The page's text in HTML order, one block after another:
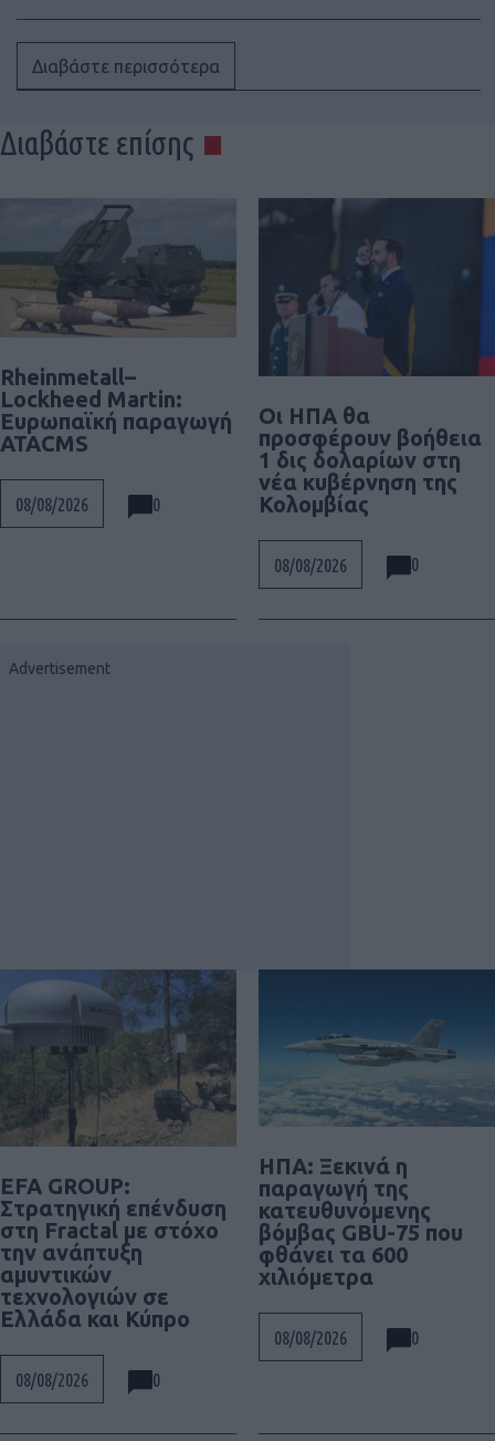
Διαβάστε περισσότερα
Διαβάστε επίσης
Rheinmetall–
Lockheed Martin:
Ευρωπαϊκή παραγωγή
ATACMS
08/08/2026 0
Οι ΗΠΑ θα
προσφέρουν βοήθεια
1 δις δολαρίων στη
νέα κυβέρνηση της
Κολομβίας
08/08/2026 0
EFA GROUP:
Στρατηγική επένδυση
στη Fractal με στόχο
την ανάπτυξη
αμυντικών
τεχνολογιών σε
Ελλάδα και Κύπρο
08/08/2026 0
ΗΠΑ: Ξεκινά η
παραγωγή της
κατευθυνόμενης
βόμβας GBU-75 που
φθάνει τα 600
χιλιόμετρα
08/08/2026 0